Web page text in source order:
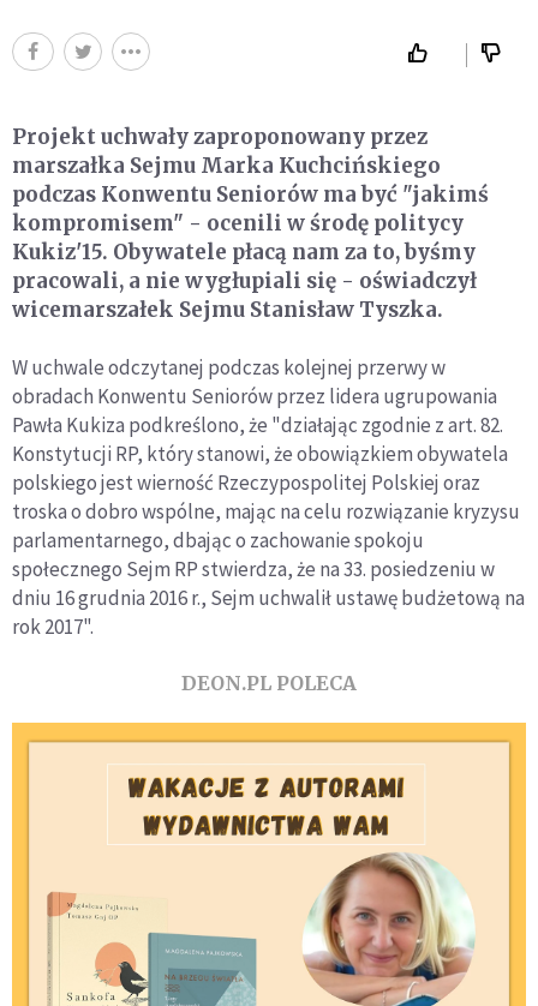
Projekt uchwały zaproponowany przez
marszałka Sejmu Marka Kuchcińskiego
podczas Konwentu Seniorów ma być "jakimś
kompromisem" - ocenili w środę politycy
Kukiz'15. Obywatele płacą nam za to, byśmy
pracowali, a nie wygłupiali się - oświadczył
wicemarszałek Sejmu Stanisław Tyszka.
W uchwale odczytanej podczas kolejnej przerwy w
obradach Konwentu Seniorów przez lidera ugrupowania
Pawła Kukiza podkreślono, że "działając zgodnie z art. 82.
Konstytucji RP, który stanowi, że obowiązkiem obywatela
polskiego jest wierność Rzeczypospolitej Polskiej oraz
troska o dobro wspólne, mając na celu rozwiązanie kryzysu
parlamentarnego, dbając o zachowanie spokoju
społecznego Sejm RP stwierdza, że na 33. posiedzeniu w
dniu 16 grudnia 2016 r., Sejm uchwalił ustawę budżetową na
rok 2017".
DEON.PL POLECA